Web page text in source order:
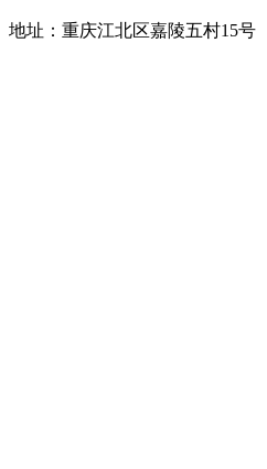
地址：重庆江北区嘉陵五村15号